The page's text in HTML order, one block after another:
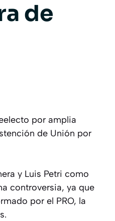
de
por amplia
de Unión por
y Luis Petri como
controversia, ya que
por el PRO, la